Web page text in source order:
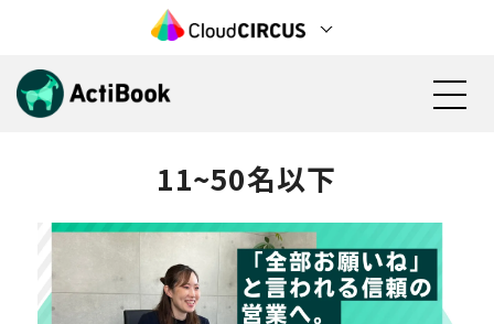
資料請求 無料で始める
料金
11~50名以下